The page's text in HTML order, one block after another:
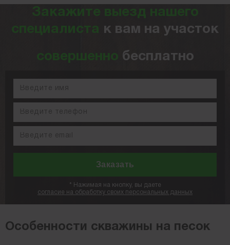
Закажите выезд нашего
специалиста к вам на участок
совершенно бесплатно
* Нажимая на кнопку, вы даете
согласие на обработку своих персональных данных
Особенности скважины на песок